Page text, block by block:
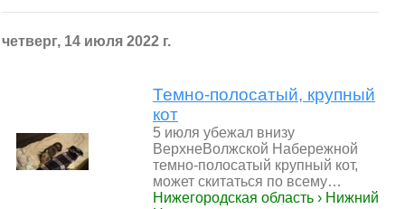
четверг, 14 июля 2022 г.
Темно-полосатый, крупный
кот
5 июля убежал внизу
ВерхнеВолжской Набережной
темно-полосатый крупный кот,
может скитаться по всему…
Нижегородская область › Нижний